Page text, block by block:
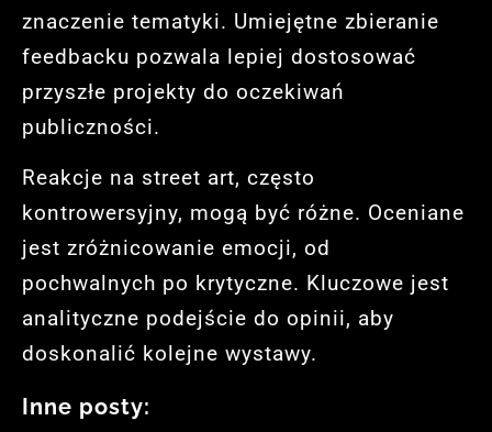
znaczenie tematyki. Umiejętne zbieranie
feedbacku pozwala lepiej dostosować
przyszłe projekty do oczekiwań
publiczności.
Reakcje na street art, często
kontrowersyjny, mogą być różne. Oceniane
jest zróżnicowanie emocji, od
pochwalnych po krytyczne. Kluczowe jest
analityczne podejście do opinii, aby
doskonalić kolejne wystawy.
Inne posty: